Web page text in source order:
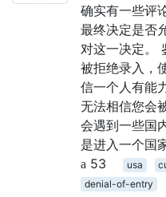
确实有一些评
最终决定是否
对这一决定。
被拒绝录入，
信一个人有能
无法相信您会
会遇到一些国
是进入一个国
53
usa
denial-of-entry